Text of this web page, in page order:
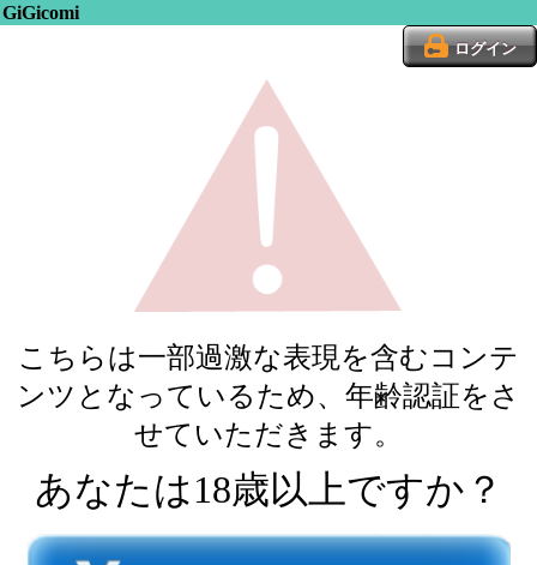
GiGicomi
ログイン
こちらは一部過激な表現を含むコンテ
ンツとなっているため、年齢認証をさ
せていただきます。
あなたは18歳以上ですか？